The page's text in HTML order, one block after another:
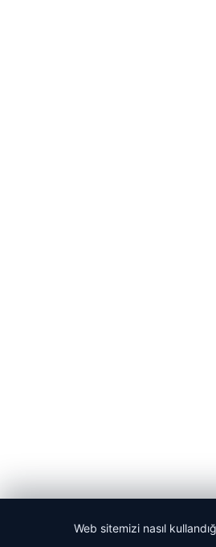
© 2026 Mesadecentro –
Web sitemizi nasıl